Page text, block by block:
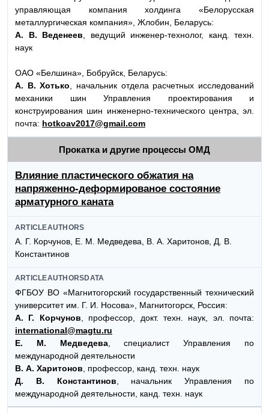
управляющая компания холдинга «Белорусская
металлургическая компания», Жлобин, Беларусь:
А. В. Веденеев, ведущий инженер-технолог, канд. техн.
наук
ОАО «Белшина», Бобруйск, Беларусь:
А. В. Хотько, начальник отдела расчетных исследований
механики шин Управления проектирования и
конструирования шин инженерно-технического центра, эл.
почта: hotkoav2017@gmail.com
Прокатка и другие процессы ОМД
Влияние пластического обжатия на
напряженно-деформированое состояние
арматурного каната
ARTICLEAUTHORS
А. Г. Корчунов, Е. М. Медведева, В. А. Харитонов, Д. В.
Константинов
ARTICLEAUTHORSDATA
ФГБОУ ВО «Магнитогорский государственный технический
университет им. Г. И. Носова», Магнитогорск, Россия:
А. Г. Корчунов , профессор, докт. техн. наук, эл. почта:
international@magtu.ru
Е. М. Медведева, специалист Управления по
международной деятельности
В. А. Харитонов , профессор, канд. техн. наук
Д. В. Константинов , начальник Управления по
международной деятельности, канд. техн. наук